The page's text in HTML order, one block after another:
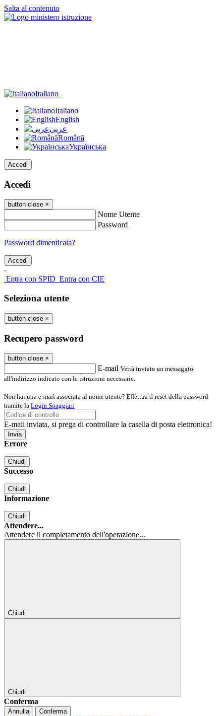
Salta al contenuto
Italiano
Italiano
English
عربى
Română
Українська
Accedi
Accedi
button close ×
Nome Utente
Password
Password dimenticata?
-
Entra con SPID Entra con CIE
Seleziona utente
button close ×
Recupero password
button close ×
E-mail Verrà inviato un messaggio
all'indirizzo indicato con le istruzioni necessarie.
Non hai una e-mail associata al nome utente? Effettua il reset della password
tramite la Login Spaggiari
E-mail inviata, si prega di controllare la casella di posta elettronica!
Errore
Chiudi
Successo
Chiudi
Informazione
Chiudi
Attendere...
Attendere il completamento dell'operazione...
Chiudi
Chiudi
Conferma
Annulla Conferma